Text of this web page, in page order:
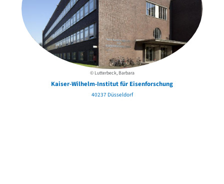
© Lutterbeck, Barbara
Kaiser-Wilhelm-Institut für Eisenforschung
40237 Düsseldorf